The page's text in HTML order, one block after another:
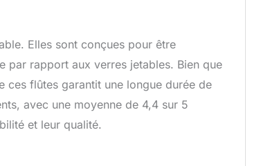
Elles sont conçues pour être
par rapport aux verres jetables. Bien que
ces flûtes garantit une longue durée de
avec une moyenne de 4,4 sur 5
et leur qualité.